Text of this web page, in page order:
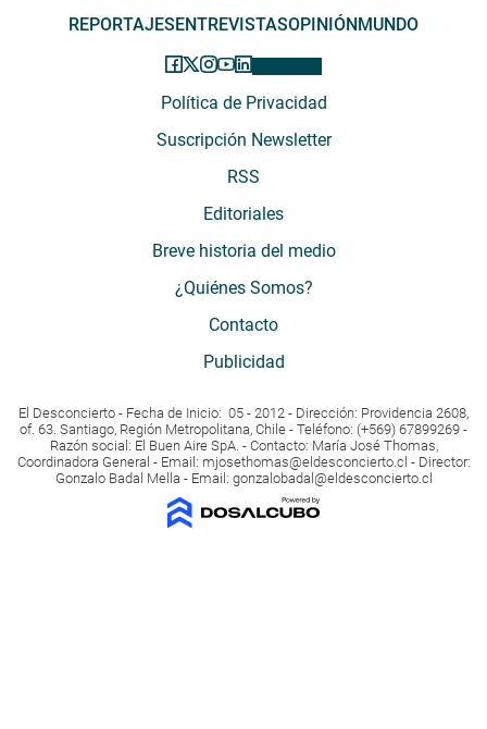
REPORTAJES ENTREVISTASOPINIÓN MUNDO
Política de Privacidad
Suscripción Newsletter
RSS
Editoriales
Breve historia del medio
¿Quiénes Somos?
Contacto
Publicidad
El Desconcierto - Fecha de Inicio: 05 - 2012 - Dirección: Providencia 2608,
of. 63. Santiago, Región Metropolitana, Chile - Teléfono: (+569) 67899269 -
Razón social: El Buen Aire SpA. - Contacto: María José Thomas,
Coordinadora General - Email: mjosethomas@eldesconcierto.cl - Director:
Gonzalo Badal Mella - Email: gonzalobadal@eldesconcierto.cl